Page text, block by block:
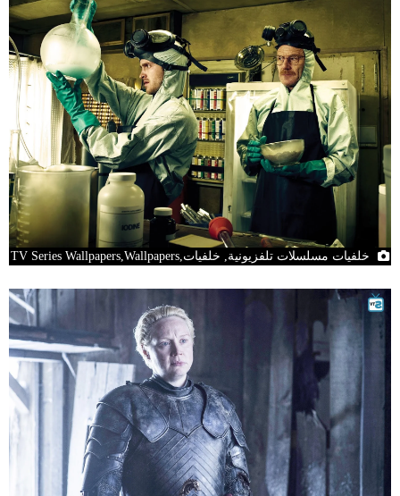
خلفيات مسلسلات تلفزيونية, خلفيات,TV Series Wallpapers,Wallpapers